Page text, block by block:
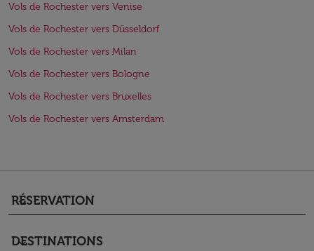
Vols de Rochester vers Venise
Vols de Rochester vers Düsseldorf
Vols de Rochester vers Milan
Vols de Rochester vers Bologne
Vols de Rochester vers Bruxelles
Vols de Rochester vers Amsterdam
RÉSERVATION
keyboard_arrow_down
DESTINATIONS
keyboard_arrow_down